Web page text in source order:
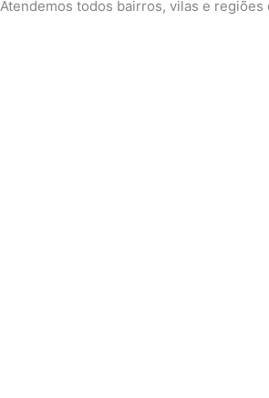
Atendemos todos bairros, vilas e